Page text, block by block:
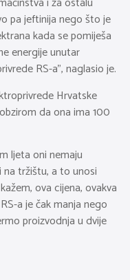
pa jeftinija nego što je
kada se pomiješa
energije unutar
RS-a”, naglasio je.
Hrvatske
da ona ima 100
ljeta oni nemaju
tržištu, a to unosi
ova cijena, ovakva
a je čak manja nego
proizvodnja u dvije